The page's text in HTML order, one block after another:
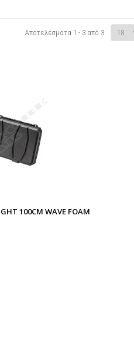
Αποτελέσματα 1 - 3 από 3
100CM WAVE FOAM